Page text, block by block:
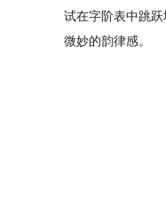
试在字阶表中跳
微妙的韵律感。